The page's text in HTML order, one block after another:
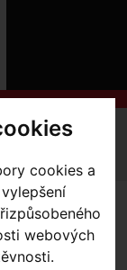
cookies a
webových
O
REGISTRACE
ZTRATILI